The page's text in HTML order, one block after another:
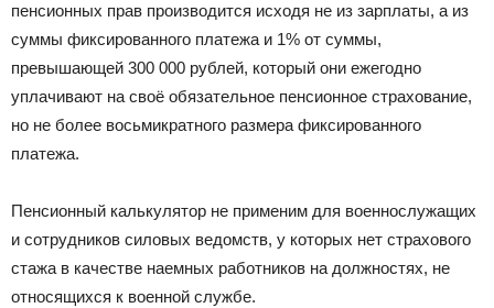
пенсионных прав производится исходя не из зарплаты, а из
суммы фиксированного платежа и 1% от суммы,
превышающей 300 000 рублей, который они ежегодно
уплачивают на своё обязательное пенсионное страхование,
но не более восьмикратного размера фиксированного
платежа.
Пенсионный калькулятор не применим для военнослужащих
и сотрудников силовых ведомств, у которых нет страхового
стажа в качестве наемных работников на должностях, не
относящихся к военной службе.